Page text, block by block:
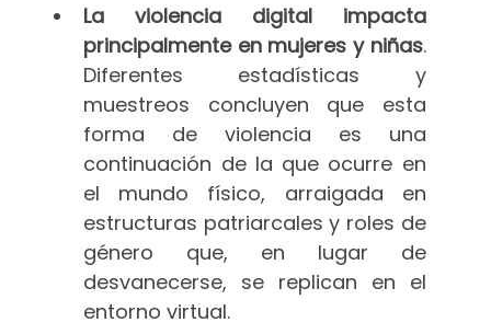
La violencia digital impacta
principalmente en mujeres y niñas.
Diferentes estadísticas y
muestreos concluyen que esta
forma de violencia es una
continuación de la que ocurre en
el mundo físico, arraigada en
estructuras patriarcales y roles de
género que, en lugar de
desvanecerse, se replican en el
entorno virtual.